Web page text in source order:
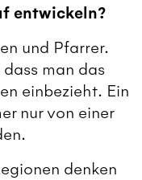
entwickeln?
und Pfarrer.
man das
einbezieht. Ein
nur von einer
denken